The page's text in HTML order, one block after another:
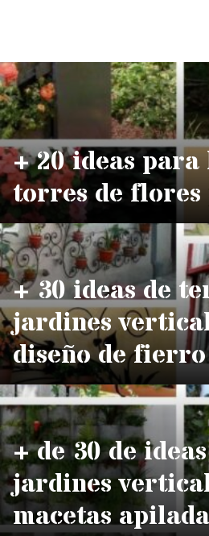
+ 20 ideas para
torres de
+ 30 ideas de
jardines
diseño de
+ de 30 de
jardines
macetas